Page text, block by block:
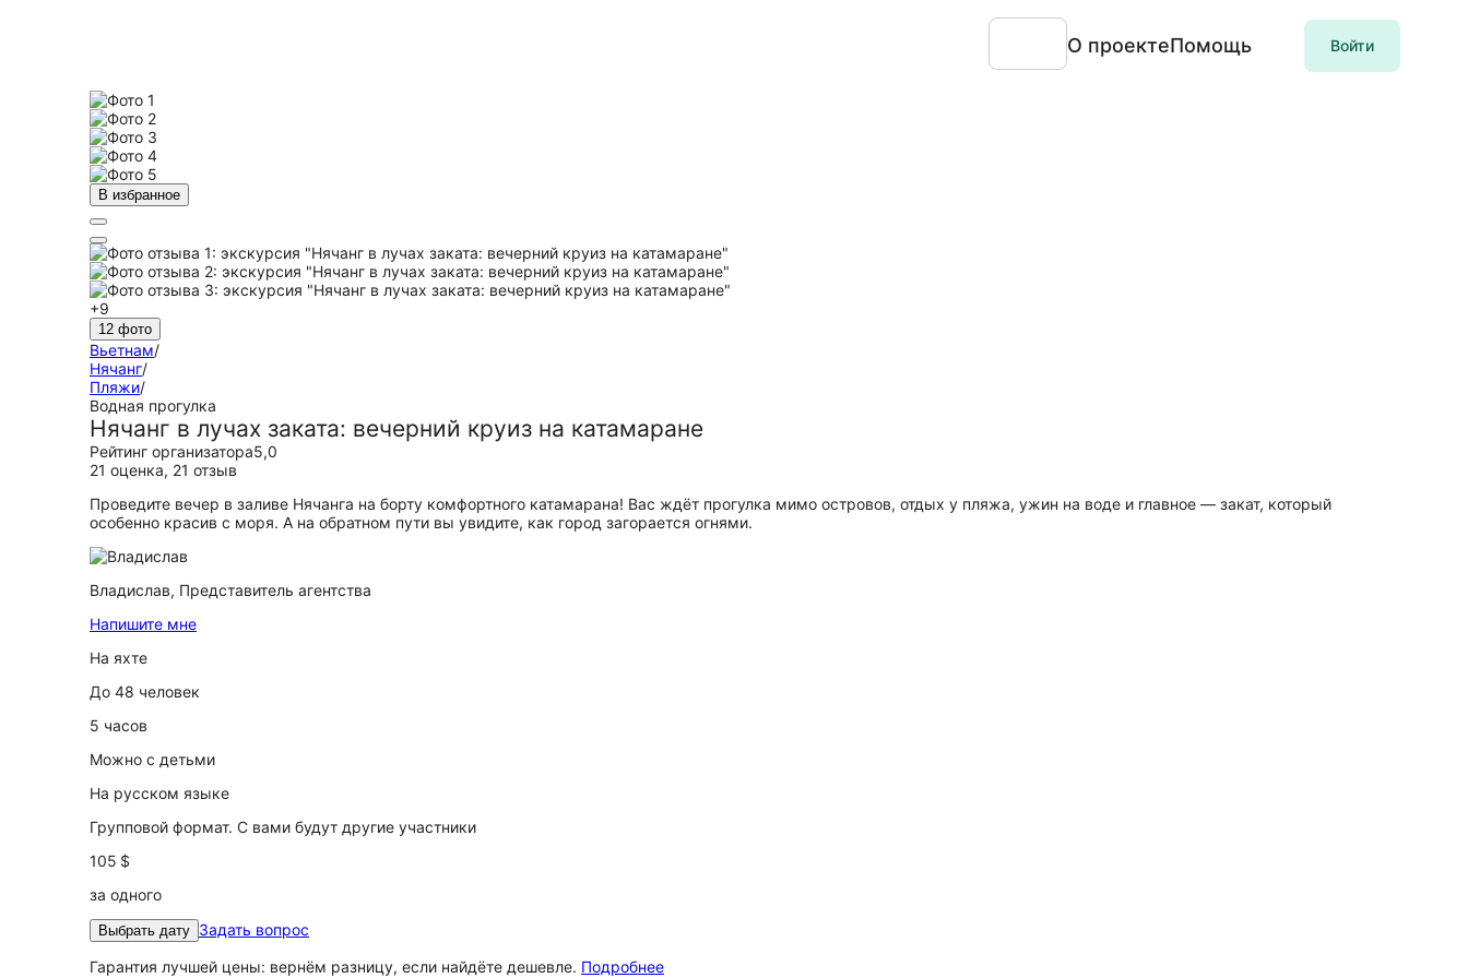
О проектеПомощь Войти
В избранное
+9
12 фото
Вьетнам/
Нячанг/
Пляжи/
Водная прогулка
Нячанг в лучах заката: вечерний круиз на катамаране
Рейтинг организатора5,0
21 оценка, 21 отзыв
Проведите вечер в заливе Нячанга на борту комфортного катамарана! Вас ждёт прогулка мимо островов, отдых у пляжа, ужин на воде и главное — закат, который
особенно красив с моря. А на обратном пути вы увидите, как город загорается огнями.
Владислав, Представитель агентства
Напишите мне
На яхте
До 48 человек
5 часов
Можно с детьми
На русском языке
Групповой формат. С вами будут другие участники
105 $
за одного
Выбрать дату Задать вопрос
Гарантия лучшей цены: вернём разницу, если найдёте дешевле. Подробнее